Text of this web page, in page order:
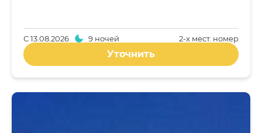
2-x мест. номер
С13.08.2026 9 ночей
Уточнить